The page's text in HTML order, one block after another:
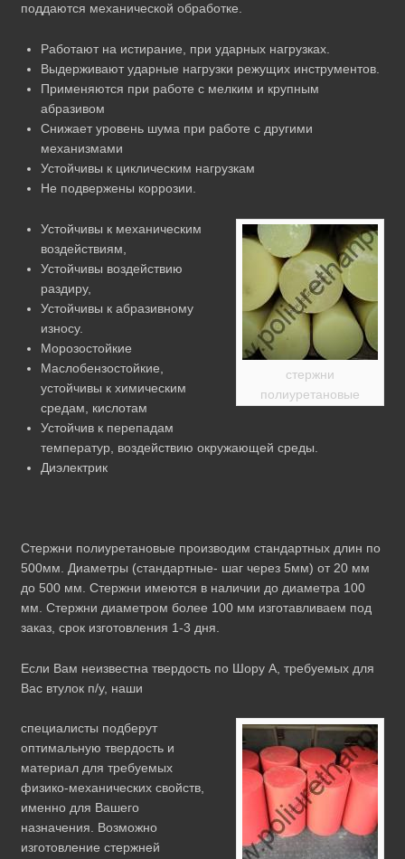
поддаются механической обработке.
Работают на истирание, при ударных нагрузках.
Выдерживают ударные нагрузки режущих инструментов.
Применяются при работе с мелким и крупным
абразивом
Снижает уровень шума при работе с другими
механизмами
Устойчивы к циклическим нагрузкам
Не подвержены коррозии.
стержни
полиуретановые
Устойчивы к механическим
воздействиям,
Устойчивы воздействию
раздиру,
Устойчивы к абразивному
износу.
Морозостойкие
Маслобензостойкие,
устойчивы к химическим
средам, кислотам
Устойчив к перепадам
температур, воздействию окружающей среды.
Диэлектрик
Стержни полиуретановые производим стандартных длин по
500мм. Диаметры (стандартные- шаг через 5мм) от 20 мм
до 500 мм. Стержни имеются в наличии до диаметра 100
мм. Стержни диаметром более 100 мм изготавливаем под
заказ, срок изготовления 1-3 дня.
Если Вам неизвестна твердость по Шору А, требуемых для
Вас втулок п/у, наши
специалисты подберут
оптимальную твердость и
материал для требуемых
физико-механических свойств,
именно для Вашего
назначения. Возможно
изготовление стержней